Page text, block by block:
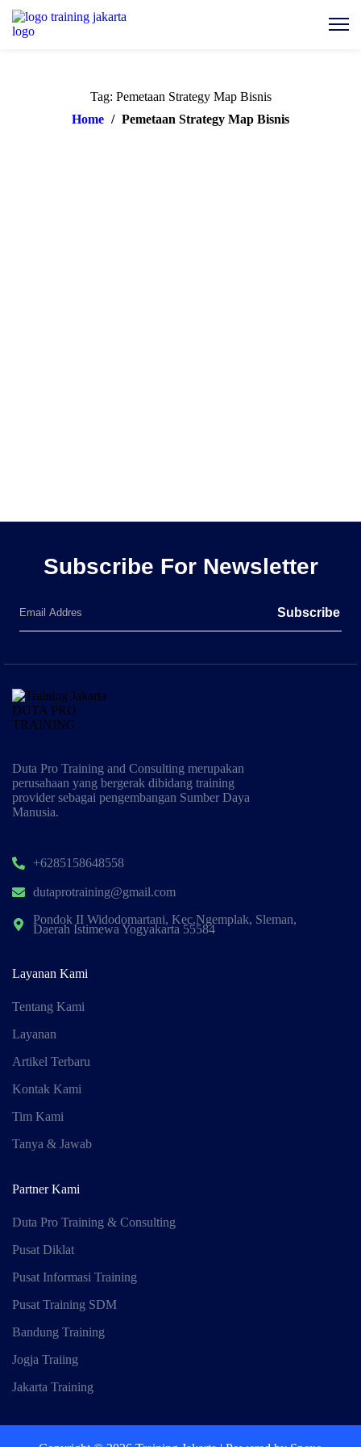
Tag: Pemetaan Strategy Map Bisnis
Home / Pemetaan Strategy Map Bisnis
Subscribe For Newsletter
Subscribe
Duta Pro Training and Consulting merupakan
perusahaan yang bergerak dibidang training
provider sebagai pengembangan Sumber Daya
Manusia.
+6285158648558
dutaprotraining@gmail.com
Pondok II Widodomartani, Kec.Ngemplak, Sleman,
Daerah Istimewa Yogyakarta 55584
Layanan Kami
Tentang Kami
Layanan
Artikel Terbaru
Kontak Kami
Tim Kami
Tanya & Jawab
Partner Kami
Duta Pro Training & Consulting
Pusat Diklat
Pusat Informasi Training
Pusat Training SDM
Bandung Training
Jogja Traiing
Jakarta Training